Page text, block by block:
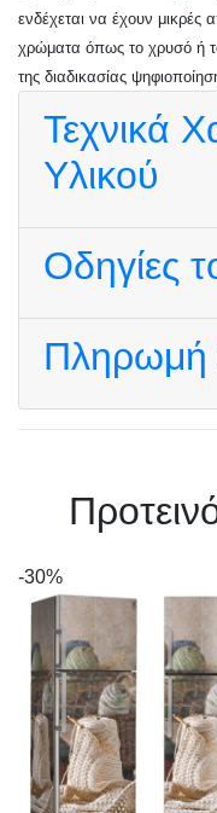
ενδέχεται να έχουν μικρές
χρώματα όπως το χρυσό ή
της διαδικασίας
Τεχνικά
Υλικού
Οδηγίες
Πληρωμή
-30%